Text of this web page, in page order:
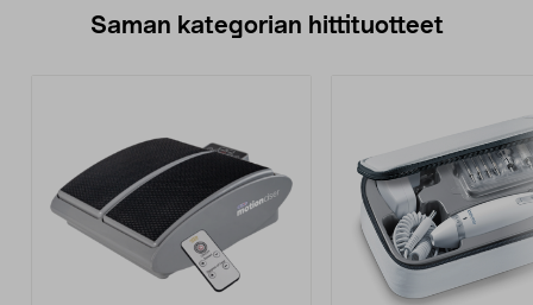
Saman kategorian hittituotteet